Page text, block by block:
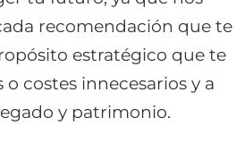
recomendación que te
estratégico que te
costes innecesarios y a
y patrimonio.